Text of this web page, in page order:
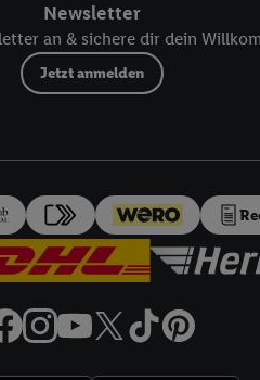
Newsletter
an & sichere dir dein
Jetzt anmelden
genannten Partner auch Ihre in
und Ihrem
anhand Ihrer IP-Adresse, ob die
Ihren Netzbetreiber weiter, der
auch auf Diensten
ausspielen können. Sie
unten erläuterten Möglichkeit,
von Utiq („consenthub“)oder
finden Sie in den